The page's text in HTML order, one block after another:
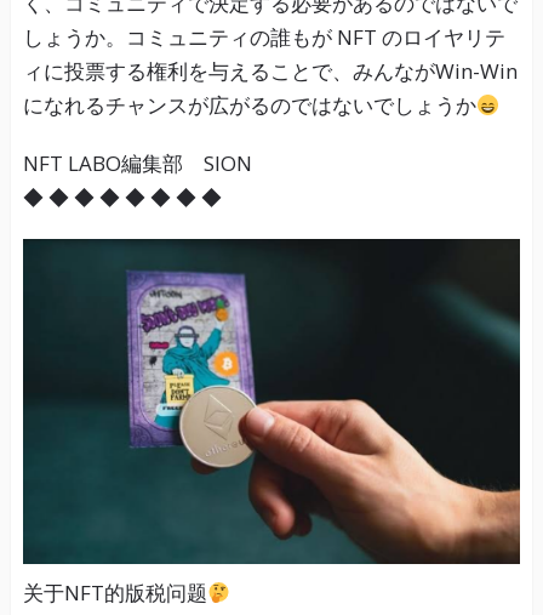
しょうか。コミュニティの誰もが NFT のロイヤリテ
ィに投票する権利を与えることで、みんながWin-Win
になれるチャンスが広がるのではないでしょうか
NFT LABO編集部 SION
◆ ◆ ◆ ◆ ◆ ◆ ◆ ◆
关于NFT的版税问题